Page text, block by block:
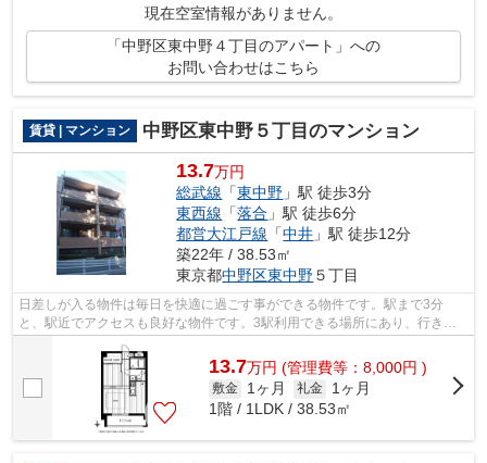
現在空室情報がありません。
「中野区東中野４丁目のアパート」への
お問い合わせはこちら
賃貸 | マンション 中野区東中野５丁目のマンション
13.7万円
総武線 「東中野 」駅 徒歩3分
東西線 「落合 」駅 徒歩6分
都営大江戸線 「中井 」駅 徒歩12分
築22年 / 38.53㎡
東京都中野区東中野５丁目
日差しが入る物件は毎日を快適に過ごす事ができる物件です。駅まで3分
と、駅近でアクセスも良好な物件です。3駅利用できる場所にあり、行き先
に応じて乗車駅の使い分けができます。共...
13.7万円 (管理費等：8,000円 )
敷金 1ヶ月 礼金
1ヶ月
1階 / 1LDK / 38.53㎡